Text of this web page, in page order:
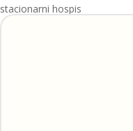
stacionarni hospis